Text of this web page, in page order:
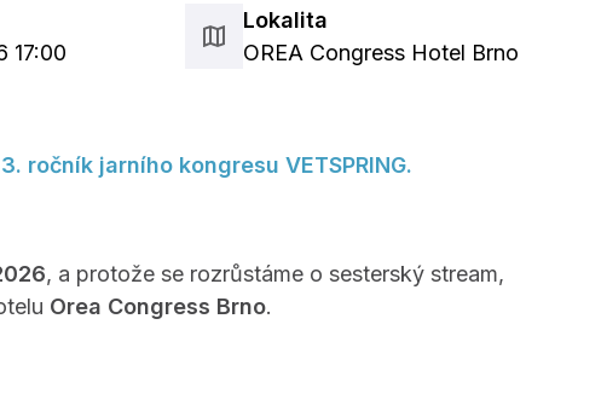
17:00
Lokalita
OREA Congress Hotel Brno
3. ročník jarního kongresu VETSPRING.
, a protože se rozrůstáme o sesterský stream,
Orea Congress Brno.